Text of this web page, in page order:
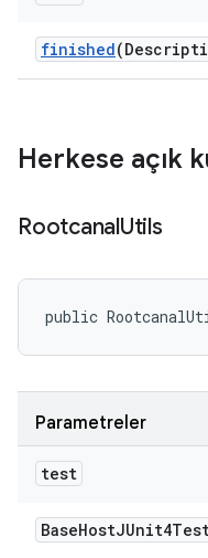
finished
Herkese açık
RootcanalUtils
public
Parametreler
test
BaseHost